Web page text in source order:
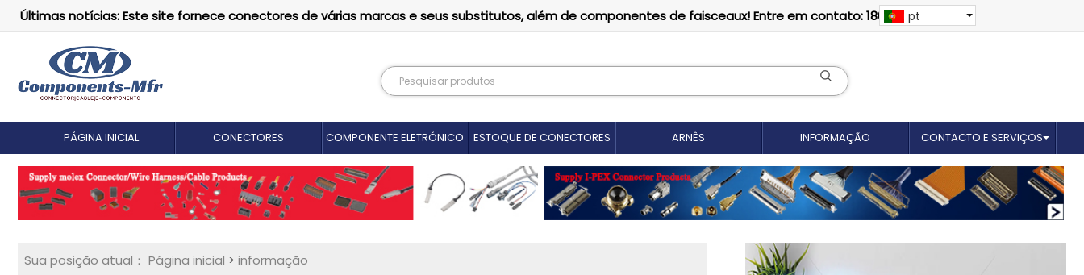
Últimas notícias: Este site fornece conectores de várias marcas e seus substitutos, além de componentes de faisceaux! Entre em contato: 18012695035
pt
PÁGINA INICIAL CONECTORES COMPONENTE ELETRÓNICO ESTOQUE DE CONECTORES ARNÊS INFORMAÇÃO CONTACTO E SERVIÇOS
Sua posição atual： Página inicial > informação